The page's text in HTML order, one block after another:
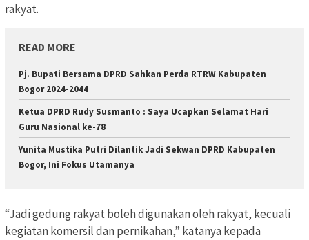
rakyat.
READ MORE
Pj. Bupati Bersama DPRD Sahkan Perda RTRW Kabupaten
Bogor 2024-2044
Ketua DPRD Rudy Susmanto : Saya Ucapkan Selamat Hari
Guru Nasional ke-78
Yunita Mustika Putri Dilantik Jadi Sekwan DPRD Kabupaten
Bogor, Ini Fokus Utamanya
“Jadi gedung rakyat boleh digunakan oleh rakyat, kecuali
kegiatan komersil dan pernikahan,” katanya kepada